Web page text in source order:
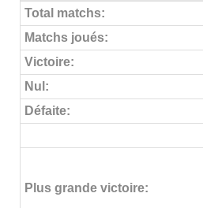
Total matchs:
Matchs joués:
Victoire:
Nul:
Défaite:
Plus grande victoire: